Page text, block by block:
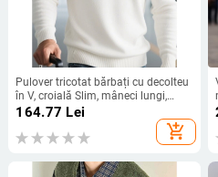
Pulover tricotat bărbați cu decolteu
în V, croială Slim, mâneci lungi,
toamnă-iarnă, amestec sintetic cu
164.77 Lei
add_shopping_cart